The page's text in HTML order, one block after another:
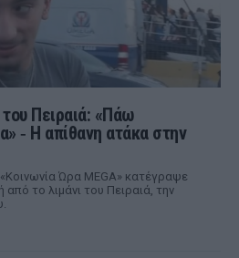
Πειραιά: «Πάω
‑ Η απίθανη ατάκα στην
Ώρα MEGA» κατέγραψε
από το λιμάνι του Πειραιά, την